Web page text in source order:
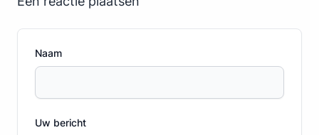
Naam
Uw bericht